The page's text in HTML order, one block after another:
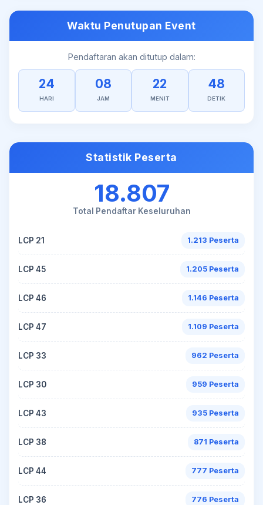
Waktu Penutupan Event
Pendaftaran akan ditutup dalam:
24
HARI
08
JAM
22
MENIT
48
DETIK
Statistik Peserta
18.807
Total Pendaftar Keseluruhan
LCP 21 1.213 Peserta
LCP 45 1.205 Peserta
LCP 46 1.146 Peserta
LCP 47 1.109 Peserta
LCP 33 962 Peserta
LCP 30 959 Peserta
LCP 43 935 Peserta
LCP 38 871 Peserta
LCP 44 777 Peserta
LCP 36 776 Peserta